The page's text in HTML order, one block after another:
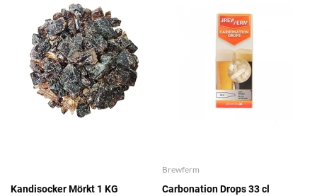
Kandisocker Mörkt 1 KG
Brewferm
Carbonation Drops 33 cl